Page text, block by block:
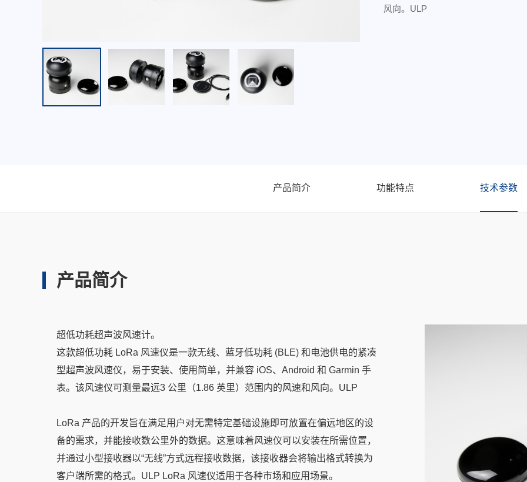
风向。ULP
产品简介 功能特点 技术参数
产品简介
超低功耗超声波风速计。
这款超低功耗 LoRa 风速仪是一款无线、蓝牙低功耗 (BLE) 和电池供电的紧凑
型超声波风速仪，易于安装、使用简单，并兼容 iOS、Android 和 Garmin 手
表。该风速仪可测量最远3 公里（1.86 英里）范围内的风速和风向。ULP
LoRa 产品的开发旨在满足用户对无需特定基础设施即可放置在偏远地区的设
备的需求，并能接收数公里外的数据。这意味着风速仪可以安装在所需位置，
并通过小型接收器以“无线”方式远程接收数据，该接收器会将输出格式转换为
客户端所需的格式。ULP LoRa 风速仪适用于各种市场和应用场景。